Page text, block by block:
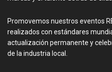
Promovemos nuestros eventos
realizados con estándares
actualización permanente y
de la industria local.